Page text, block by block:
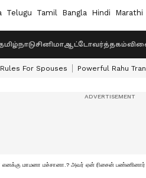
Telugu Tamil Bangla Hindi Marathi
சினிமாஆட்டோவர்த்தகம்
Rules For Spouses Powerful Rahu
மாமனா மச்சானா.? அவர் ஏன் ரிசைன்